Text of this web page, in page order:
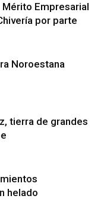
Empresarial
por parte
Noroestana
tierra de grandes
helado